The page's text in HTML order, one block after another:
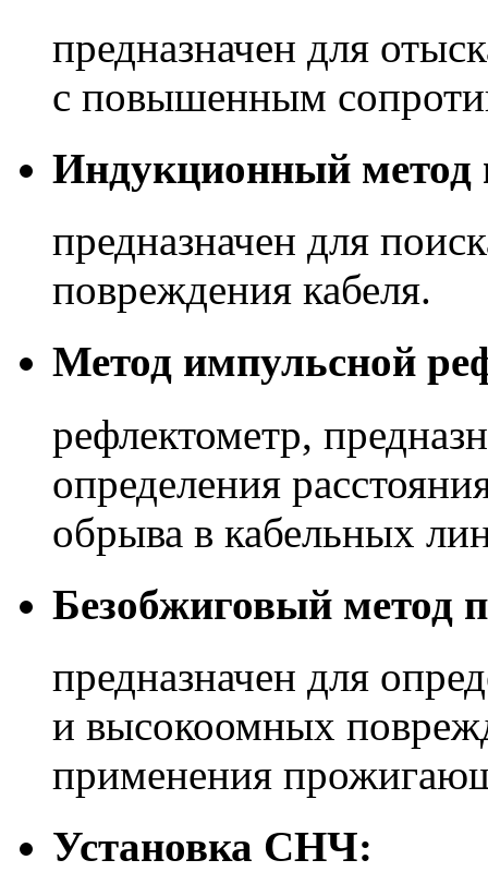
предназначен для
с повышенным
Индукционный метод
предназначен для
повреждения кабеля.
Метод импульсной
рефлектометр,
определения
обрыва в кабельных
Безобжиговый метод
предназначен для
и высокоомных
применения
Установка СНЧ: